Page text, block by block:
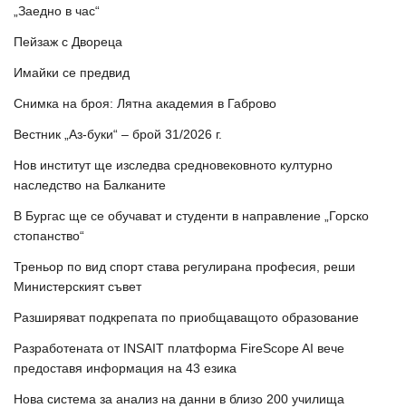
„Заедно в час“
Пейзаж с Двореца
Имайки се предвид
Снимка на броя: Лятна академия в Габрово
Вестник „Аз-буки“ – брой 31/2026 г.
Нов институт ще изследва средновековното културно
наследство на Балканите
В Бургас ще се обучават и студенти в направление „Горско
стопанство“
Треньор по вид спорт става регулирана професия, реши
Министерският съвет
Разширяват подкрепата по приобщаващото образование
Разработената от INSAIT платформа FireScope AI вече
предоставя информация на 43 езика
Нова система за анализ на данни в близо 200 училища